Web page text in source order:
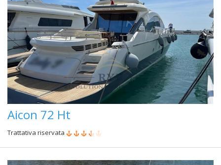
Aicon 72 Ht
Trattativa riservata